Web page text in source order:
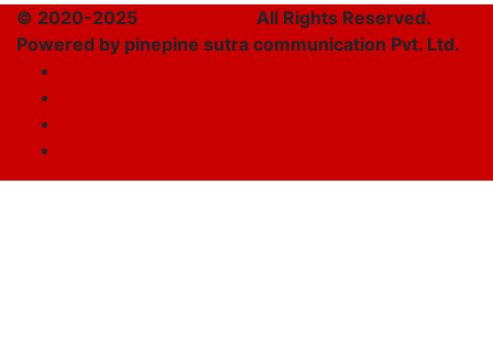
© 2020-2025
All Rights Reserved.
Powered by pinepine sutra communication Pvt. Ltd.